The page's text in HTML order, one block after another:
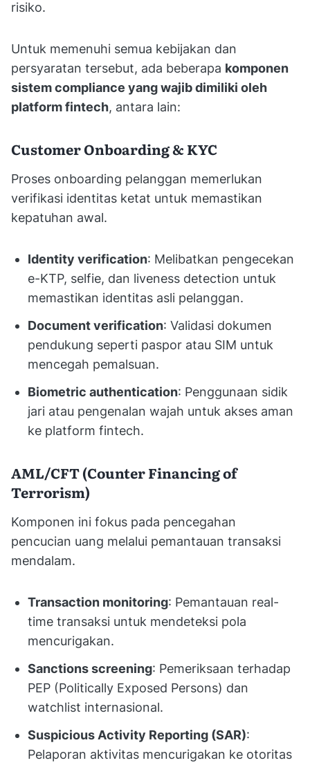
risiko.
Untuk memenuhi semua kebijakan dan
persyaratan tersebut, ada beberapa komponen
sistem compliance yang wajib dimiliki oleh
platform fintech, antara lain:
Customer Onboarding & KYC
Proses onboarding pelanggan memerlukan
verifikasi identitas ketat untuk memastikan
kepatuhan awal.
Identity verification: Melibatkan pengecekan
e-KTP, selfie, dan liveness detection untuk
memastikan identitas asli pelanggan.
Document verification: Validasi dokumen
pendukung seperti paspor atau SIM untuk
mencegah pemalsuan.
Biometric authentication: Penggunaan sidik
jari atau pengenalan wajah untuk akses aman
ke platform fintech.
AML/CFT (Counter Financing of
Terrorism)
Komponen ini fokus pada pencegahan
pencucian uang melalui pemantauan transaksi
mendalam.
Transaction monitoring: Pemantauan real-
time transaksi untuk mendeteksi pola
mencurigakan.
Sanctions screening: Pemeriksaan terhadap
PEP (Politically Exposed Persons) dan
watchlist internasional.
Suspicious Activity Reporting (SAR):
Pelaporan aktivitas mencurigakan ke otoritas